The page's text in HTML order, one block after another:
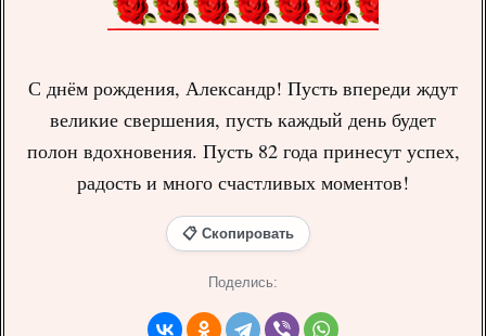
С днём рождения, Александр! Пусть впереди ждут
великие свершения, пусть каждый день будет
полон вдохновения. Пусть 82 года принесут успех,
радость и много счастливых моментов!
📋 Скопировать
Поделись: